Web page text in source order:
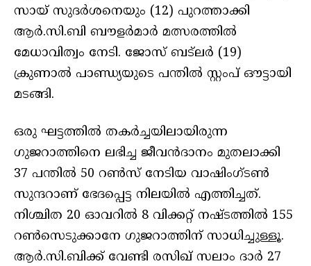
സായ് സുദർശനെയും (12) പുറത്താക്കി
ആർ.സി.ബി ബൗളർമാർ മത്സരത്തിൽ
മേധാവിത്വം നേടി. ജോസ് ബട്‌ലർ (19)
ക്രുണാൽ പാണ്ഡ്യയുടെ പന്തിൽ സ്റ്റംപ് ഔട്ടായി
മടങ്ങി.
ഒരു ഘട്ടത്തിൽ തകർച്ചയിലായിരുന്ന
ഗുജറാത്തിനെ ലഭിച്ച ജീവൻദാനം മുതലാക്കി
37 പന്തിൽ 50 റൺസ് നേടിയ വാഷിംഗ്ടൺ
സുന്ദറാണ് ഭേദപ്പെട്ട നിലയിൽ എത്തിച്ചത്.
നിശ്ചിത 20 ഓവറിൽ 8 വിക്കറ്റ് നഷ്ടത്തിൽ 155
റൺസെടുക്കാനേ ഗുജറാത്തിന് സാധിച്ചുള്ളൂ.
ആർ.സി.ബിക്ക് വേണ്ടി രസിഖ് സലാം ദാർ 27